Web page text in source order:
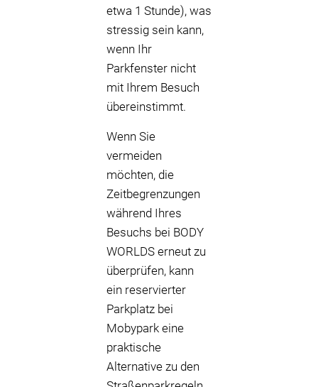
etwa 1 Stunde), was
stressig sein kann,
wenn Ihr
Parkfenster nicht
mit Ihrem Besuch
übereinstimmt.
Wenn Sie
vermeiden
möchten, die
Zeitbegrenzungen
während Ihres
Besuchs bei BODY
WORLDS erneut zu
überprüfen, kann
ein reservierter
Parkplatz bei
Mobypark eine
praktische
Alternative zu den